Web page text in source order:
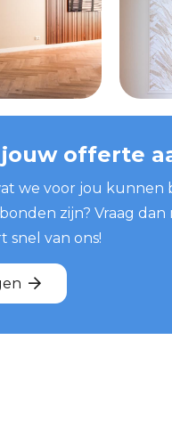
offerte
we voor jou kunnen
zijn? Vraag
snel van ons!